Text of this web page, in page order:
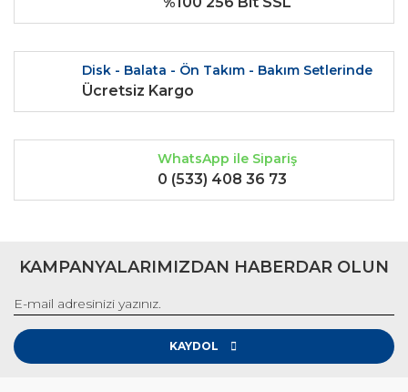
Disk - Balata - Ön Takım - Bakım Setlerinde
Ücretsiz Kargo
WhatsApp ile Sipariş
0 (533) 408 36 73
KAMPANYALARIMIZDAN HABERDAR OLUN
KAYDOL